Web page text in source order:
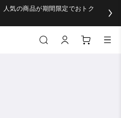
気の商品が期間限定でおトク